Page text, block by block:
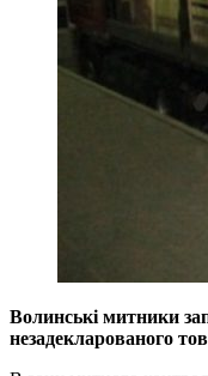
Волинські митники
незадекларованого